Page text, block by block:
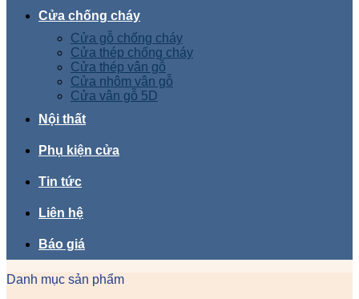
Cửa chống cháy
Cửa gỗ chống cháy
Cửa thép chống cháy
Cửa thép vân gỗ
Cửa nhôm vân gỗ
Cửa vân gỗ 5D
Nội thất
Phụ kiện cửa
Tin tức
Liên hệ
Báo giá
Danh mục sản phẩm